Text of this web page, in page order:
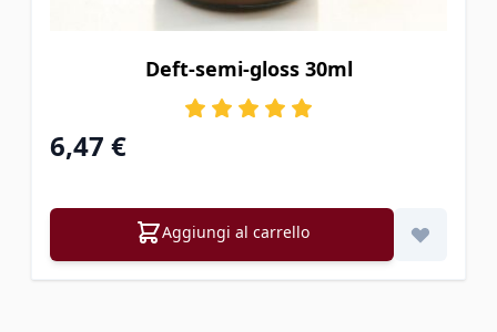
Deft-semi-gloss 30ml
6,47 €
Aggiungi al carrello